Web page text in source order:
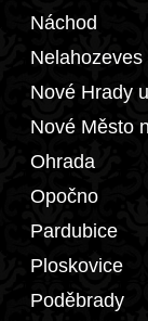
Náchod
Nelahozeves
Nové Hrady
Nové Město
Ohrada
Opočno
Pardubice
Ploskovice
Poděbrady